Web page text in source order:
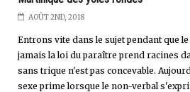
AOÛT 2ND, 2018
Entrons vite dans le sujet pendant que
jamais la loi du paraître prend racines
sans trique n'est pas concevable.
sexe prime lorsque le non-verbal